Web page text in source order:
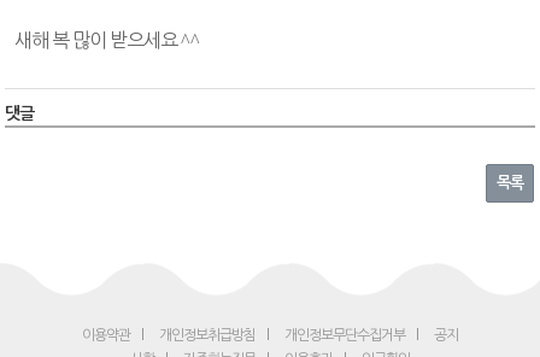
새해 복 많이 받으세요 ^^
댓글
목록
이용약관 개인정보취급방침 개인정보무단수집거부
공지